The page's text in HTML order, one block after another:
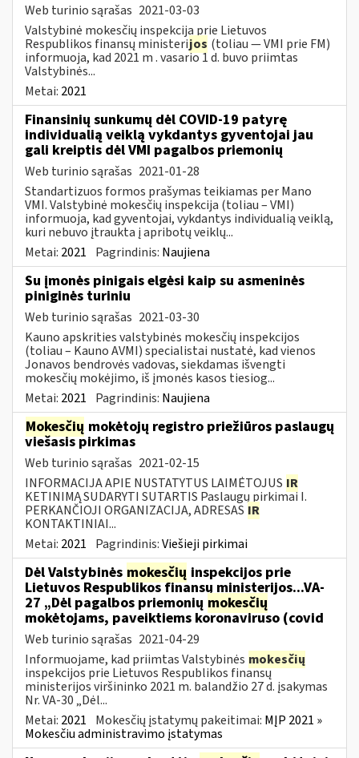
Web turinio sąrašas 2021-03-03
Valstybinė mokesčių inspekcija prie Lietuvos
Respublikos finansų ministerijos (toliau — VMI prie FM)
informuoja, kad 2021 m . vasario 1 d. buvo priimtas
Valstybinės...
Metai: 2021
Finansinių sunkumų dėl COVID-19 patyrę
individualią veiklą vykdantys gyventojai jau
gali kreiptis dėl VMI pagalbos priemonių
Web turinio sąrašas 2021-01-28
Standartizuos formos prašymas teikiamas per Mano
VMI. Valstybinė mokesčių inspekcija (toliau – VMI)
informuoja, kad gyventojai, vykdantys individualią veiklą,
kuri nebuvo įtraukta į apribotų veiklų...
Metai: 2021 Pagrindinis: Naujiena
Su įmonės pinigais elgėsi kaip su asmeninės
piniginės turiniu
Web turinio sąrašas 2021-03-30
Kauno apskrities valstybinės mokesčių inspekcijos
(toliau – Kauno AVMI) specialistai nustatė, kad vienos
Jonavos bendrovės vadovas, siekdamas išvengti
mokesčių mokėjimo, iš įmonės kasos tiesiog...
Metai: 2021 Pagrindinis: Naujiena
Mokesčių mokėtojų registro priežiūros paslaugų
viešasis pirkimas
Web turinio sąrašas 2021-02-15
INFORMACIJA APIE NUSTATYTUS LAIMĖTOJUS IR
KETINIMĄ SUDARYTI SUTARTIS Paslaugų pirkimai I.
PERKANČIOJI ORGANIZACIJA, ADRESAS IR
KONTAKTINIAI...
Metai: 2021 Pagrindinis:Viešieji pirkimai
Dėl Valstybinės mokesčių inspekcijos prie
Lietuvos Respublikos finansų ministerijos...VA-
27 „Dėl pagalbos priemonių mokesčių
mokėtojams, paveiktiems koronaviruso (covid
Web turinio sąrašas 2021-04-29
Informuojame, kad priimtas Valstybinės mokesčių
inspekcijos prie Lietuvos Respublikos finansų
ministerijos viršininko 2021 m. balandžio 27 d. įsakymas
Nr. VA-30 „Dėl...
Metai: 2021 Mokesčių įstatymų pakeitimai: MĮP 2021 »
Mokesčiu administravimo įstatymas